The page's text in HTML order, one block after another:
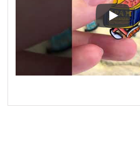
कस्टम